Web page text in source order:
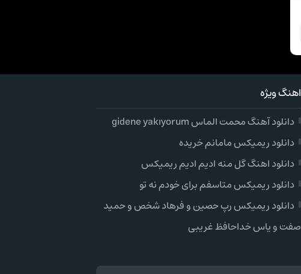
اهنگ ویژه
دانلود آهنگ محمت الماس gidene yakıyorum
دانلود ریمیکس مامانم خریده
دانلود اهنگ گل منه ادیم ادیم ریمیکس
دانلود ریمیکس متاسفم برای خودم نه تو
دانلود ریمیکس رپ حصین و فرهاد شخص و حمید
صفت و یاس خداحافظ غریبی